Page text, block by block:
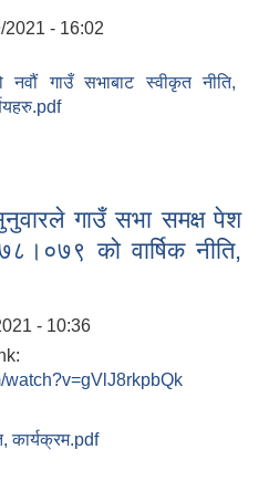
2021 - 16:02
गाउँ सभाबाट स्वीकृत नीति,
सुनुवारले गाउँ सभा समक्ष पेश
को वार्षिक नीति,
- 10:36
watch?v=gVlJ8rkpbQk
कार्यक्रम.pdf